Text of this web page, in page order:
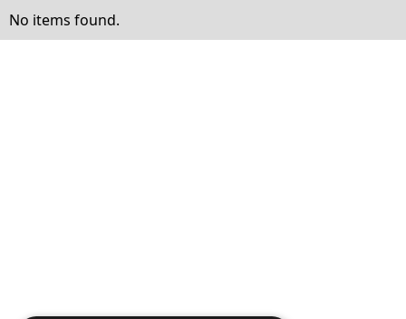
No items found.